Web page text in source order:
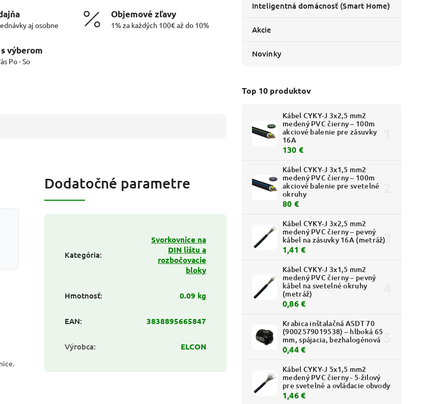
Inteligentná domácnosť (Smart Home)
Akcie
Novinky
Top 10 produktov
Kábel CYKY-J 3x2,5 mm2
medený PVC čierny – 100m
akciové balenie pre zásuvky
16A
130 €
Kábel CYKY-J 3x1,5 mm2
medený PVC čierny – 100m
akciové balenie pre svetelné
okruhy
80 €
Kábel CYKY-J 3x2,5 mm2
medený PVC čierny – pevný
kábel na zásuvky 16A (metráž)
1,41 €
Kábel CYKY-J 3x1,5 mm2
medený PVC čierny – pevný
kábel na svetelné okruhy
(metráž)
0,86 €
Krabica inštalačná ASDT 70
(9002579019538) – hlboká 65
mm, spájacia, bezhalogénová
0,44 €
Kábel CYKY-J 5x1,5 mm2
medený PVC čierny - 5-žilový
pre svetelné a ovládacie obvody
1,46 €
aj osobne
Objemové zľavy
1% za každých 100€ až do 10%
výberom
Po - So
Dodatočné parametre
Kategória:
Svorkovnice na
DIN lištu a
rozbočovacie
bloky
Hmotnosť: 0.09 kg
EAN: 3838895665847
Výrobca: ELCON